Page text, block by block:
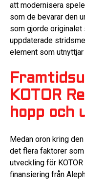
att modernisera
som de bevarar den
som gjorde originalet
uppdaterade
element som
KOTOR
hopp och
Medan oron kring
det flera faktorer
utveckling för
finansiering från